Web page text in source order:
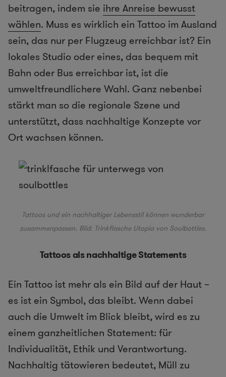
beitragen, indem sie ihre Anreise bewusst
wählen. Muss es wirklich ein Tattoo im Ausland
sein, das nur per Flugzeug erreichbar ist? Ein
lokales Studio oder eines, das bequem mit
Bahn oder Bus erreichbar ist, ist die
umweltfreundlichere Wahl. Ganz nebenbei
stärkt man so die regionale Szene und
unterstützt, dass nachhaltige Konzepte vor
Ort wachsen können.
Tattoos und ein nachhaltiger Lebensstil können wunderbar
zusammenpassen. Bild: TrinkflascheUtopia von Soulbottles.
Tattoos als nachhaltige Statements
Ein Tattoo ist mehr als ein Bild auf der Haut –
es ist ein Symbol, das bleibt. Wenn dabei
auch die Umwelt im Blick bleibt, wird es zu
einem ganzheitlichen Statement: für
Individualität, Ethik und Verantwortung.
Nachhaltig tätowieren bedeutet, Müll zu